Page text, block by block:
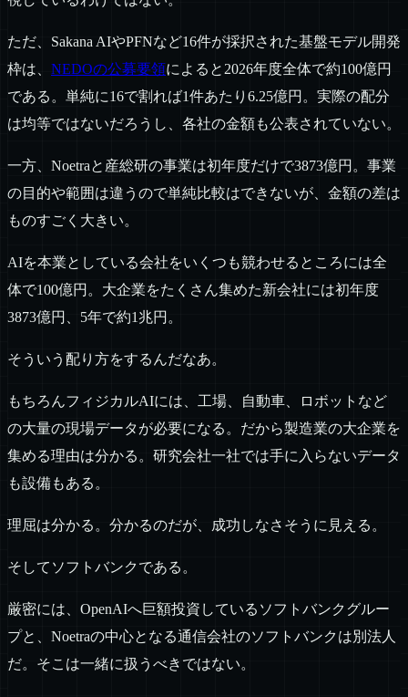
ただ、Sakana AIやPFNなど16件が採択された基盤モデル開発
枠は、 NEDOの公募要領によると2026年度全体で約100億円
である。単純に16で割れば1件あたり6.25億円。実際の配分
は均等ではないだろうし、各社の金額も公表されていない。
一方、Noetraと産総研の事業は初年度だけで3873億円。事業
の目的や範囲は違うので単純比較はできないが、金額の差は
ものすごく大きい。
AIを本業としている会社をいくつも競わせるところには全
体で100億円。大企業をたくさん集めた新会社には初年度
3873億円、5年で約1兆円。
そういう配り方をするんだなあ。
もちろんフィジカルAIには、工場、自動車、ロボットなど
の大量の現場データが必要になる。だから製造業の大企業を
集める理由は分かる。研究会社一社では手に入らないデータ
も設備もある。
理屈は分かる。分かるのだが、成功しなさそうに見える。
そしてソフトバンクである。
厳密には、OpenAIへ巨額投資しているソフトバンクグルー
プと、Noetraの中心となる通信会社のソフトバンクは別法人
だ。そこは一緒に扱うべきではない。